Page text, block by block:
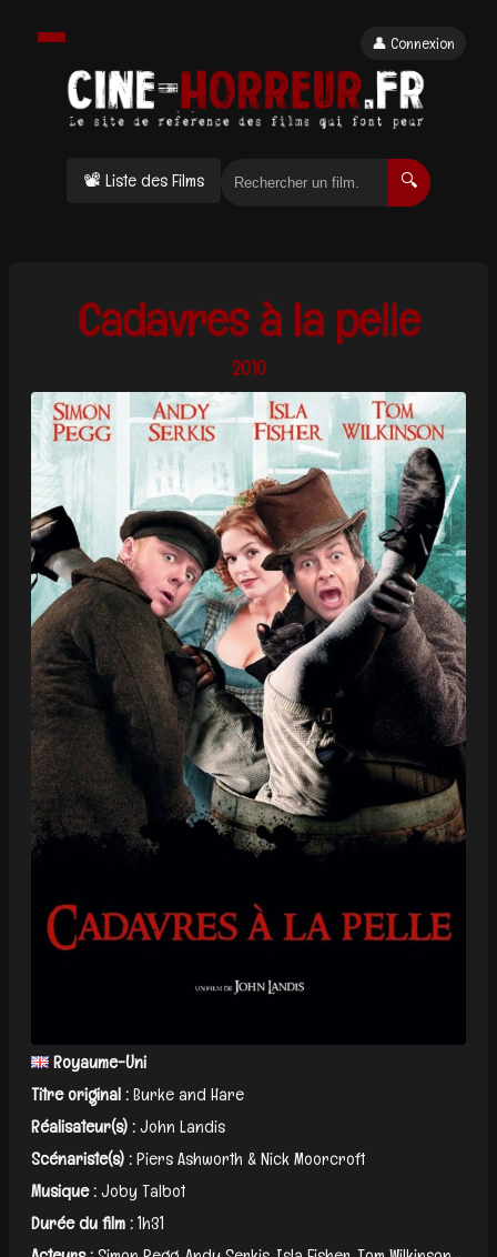
📽 Liste des Films 🔍
👤 Connexion
Cadavres à la pelle
2010
Royaume-Uni
Titre original :Burke and Hare
Réalisateur(s) :John Landis
Scénariste(s) :Piers Ashworth & Nick Moorcroft
Musique :Joby Talbot
Durée du film :1h31